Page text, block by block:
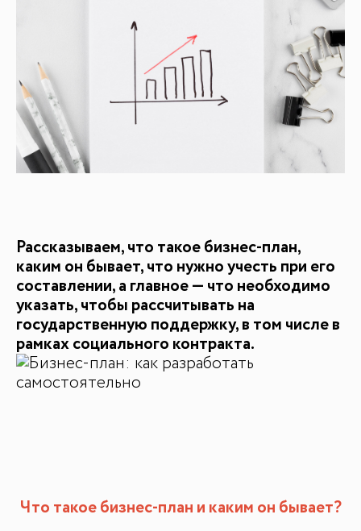
БАЗА ЗНАНИЙ
Рассказываем, что такое бизнес-план,
каким он бывает, что нужно учесть при его
составлении, а главное — что необходимо
указать, чтобы рассчитывать на
государственную поддержку, в том числе в
рамках социального контракта.
Что такое бизнес-план и каким он бывает?